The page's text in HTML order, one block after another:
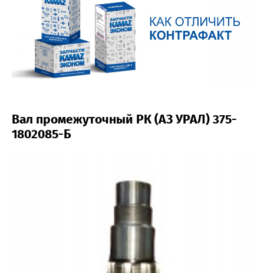
Вал промежуточный РК (АЗ УРАЛ) 375-
1802085-Б